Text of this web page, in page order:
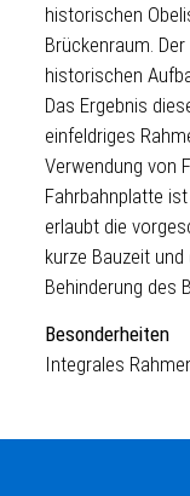
historischen
Brückenraum.
historischen
Das Ergebnis
einfeldriges
Verwendung von
Fahrbahnplatte
erlaubt die
kurze Bauzeit
Behinderung des
Besonderheiten
Integrales